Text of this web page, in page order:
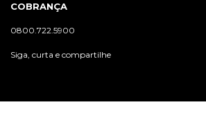
COBRANÇA
0800.722.5900
Siga, curta e compartilhe